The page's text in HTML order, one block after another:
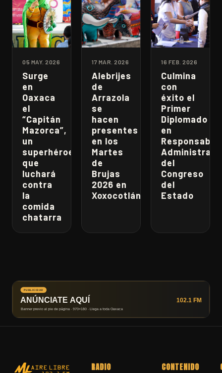
05 MAY. 2026
Surge
en
Oaxaca
el
“Capitán
Mazorca”,
un
superhéroe
que
luchará
contra
la
comida
chatarra
17 MAR. 2026
Alebrijes
de
Arrazola
se
hacen
presentes
en los
Martes
de
Brujas
2026 en
Xoxocotlán
16 FEB. 2026
Culmina
con
éxito el
Primer
Diplomado
en
del
Congreso
del
Estado
RADIO CONTENIDO